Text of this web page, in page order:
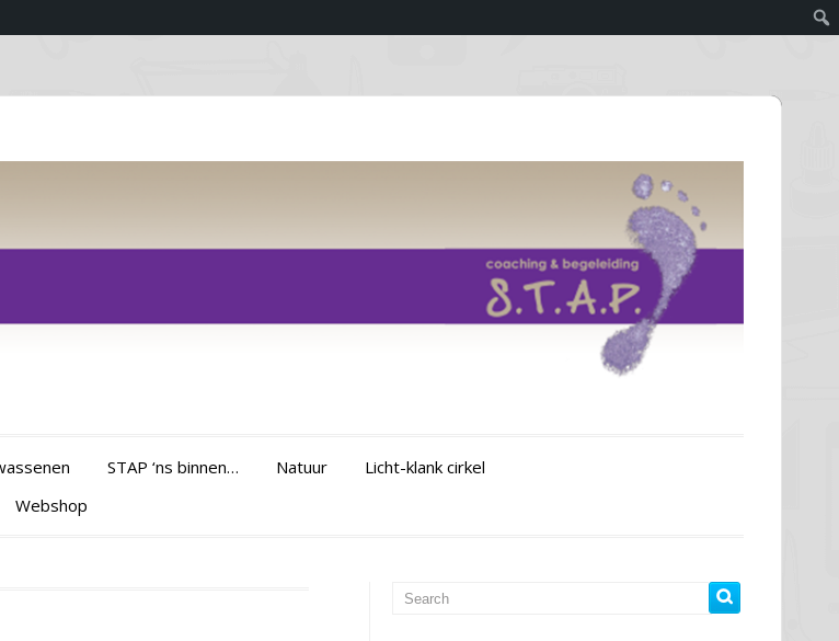
STAP ‘ns binnen… Natuur
Licht-klank cirkel
Webshop